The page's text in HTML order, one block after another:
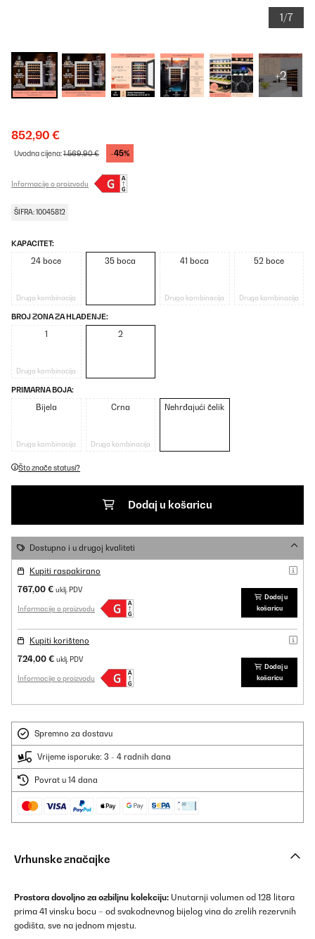
1/7
+2
852,90 €
Uvodna cijena:1.569,90 € -45%
Informacije o proizvodu
ŠIFRA: 10045812
KAPACITET:
24 boce
Druga kombinacija
35 boca 41 boca
Druga kombinacija
52 boce
Druga kombinacija
BROJ ZONA ZA HLAĐENJE:
1
Druga kombinacija
2
PRIMARNA BOJA:
Bijela
Druga kombinacija
Crna
Druga kombinacija
Nehrđajući čelik
Što znače statusi?
Dodaj u košaricu
Dostupno i u drugoj kvaliteti
Kupiti raspakirano
767,00 € uklj. PDV
Informacije o proizvodu
Dodaj u
košaricu
Kupiti korišteno
724,00 € uklj. PDV
Informacije o proizvodu
Dodaj u
košaricu
Spremno za dostavu
Vrijeme isporuke: 3 - 4 radnih dana
Povrat u 14 dana
Vrhunske značajke
Prostora dovoljno za ozbiljnu kolekciju: Unutarnji volumen od 128 litara
prima 41 vinsku bocu – od svakodnevnog bijelog vina do zrelih rezervnih
godišta, sve na jednom mjestu.